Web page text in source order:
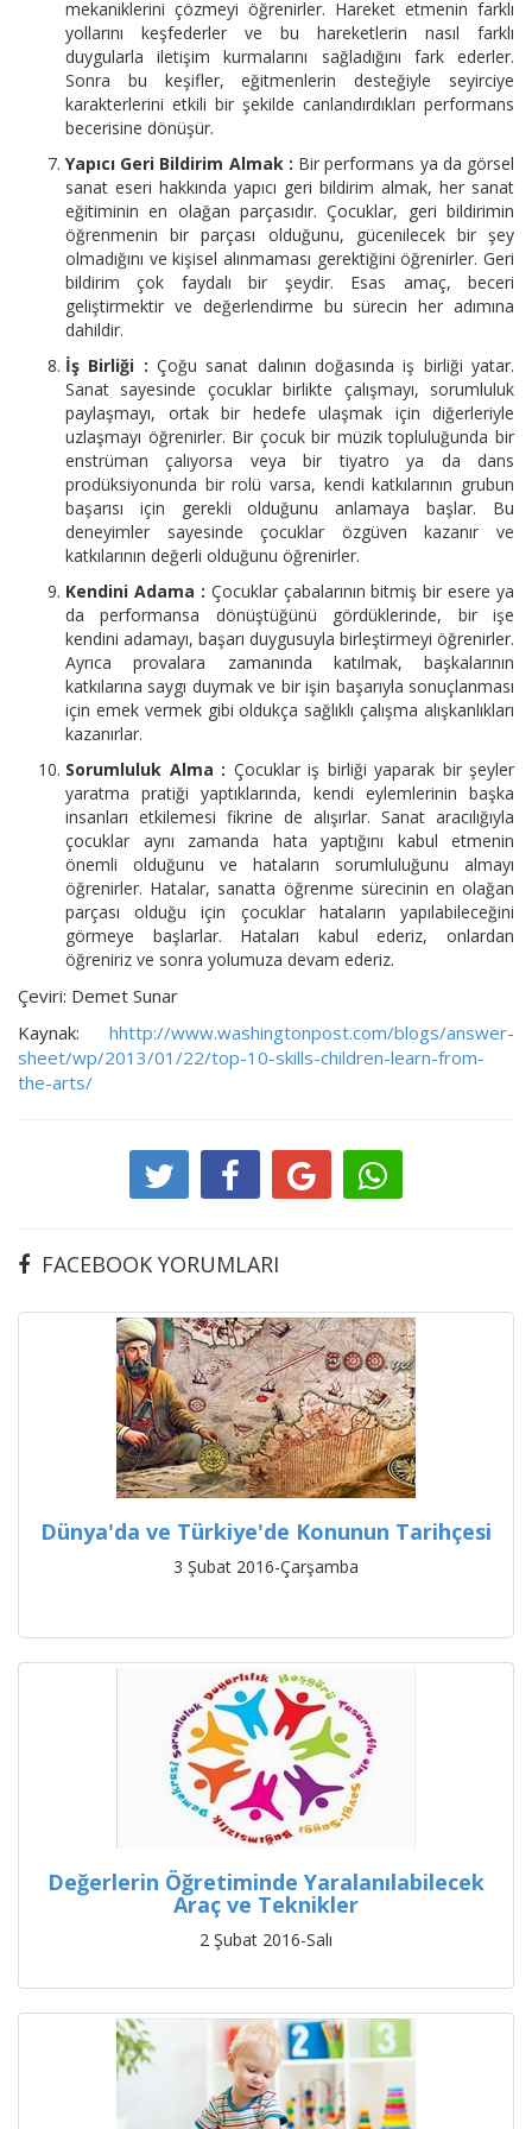
mekaniklerini çözmeyi öğrenirler. Hareket etmenin farklı
yollarını keşfederler ve bu hareketlerin nasıl farklı
duygularla iletişim kurmalarını sağladığını fark ederler.
Sonra bu keşifler, eğitmenlerin desteğiyle seyirciye
karakterlerini etkili bir şekilde canlandırdıkları performans
becerisine dönüşür.
Yapıcı Geri Bildirim Almak : Bir performans ya da görsel
sanat eseri hakkında yapıcı geri bildirim almak, her sanat
eğitiminin en olağan parçasıdır. Çocuklar, geri bildirimin
öğrenmenin bir parçası olduğunu, gücenilecek bir şey
olmadığını ve kişisel alınmaması gerektiğini öğrenirler. Geri
bildirim çok faydalı bir şeydir. Esas amaç, beceri
geliştirmektir ve değerlendirme bu sürecin her adımına
dahildir.
İş Birliği : Çoğu sanat dalının doğasında iş birliği yatar.
Sanat sayesinde çocuklar birlikte çalışmayı, sorumluluk
paylaşmayı, ortak bir hedefe ulaşmak için diğerleriyle
uzlaşmayı öğrenirler. Bir çocuk bir müzik topluluğunda bir
enstrüman çalıyorsa veya bir tiyatro ya da dans
prodüksiyonunda bir rolü varsa, kendi katkılarının grubun
başarısı için gerekli olduğunu anlamaya başlar. Bu
deneyimler sayesinde çocuklar özgüven kazanır ve
katkılarının değerli olduğunu öğrenirler.
Kendini Adama : Çocuklar çabalarının bitmiş bir esere ya
da performansa dönüştüğünü gördüklerinde, bir işe
kendini adamayı, başarı duygusuyla birleştirmeyi öğrenirler.
Ayrıca provalara zamanında katılmak, başkalarının
katkılarına saygı duymak ve bir işin başarıyla sonuçlanması
için emek vermek gibi oldukça sağlıklı çalışma alışkanlıkları
kazanırlar.
Sorumluluk Alma : Çocuklar iş birliği yaparak bir şeyler
yaratma pratiği yaptıklarında, kendi eylemlerinin başka
insanları etkilemesi fikrine de alışırlar. Sanat aracılığıyla
çocuklar aynı zamanda hata yaptığını kabul etmenin
önemli olduğunu ve hataların sorumluluğunu almayı
öğrenirler. Hatalar, sanatta öğrenme sürecinin en olağan
parçası olduğu için çocuklar hataların yapılabileceğini
görmeye başlarlar. Hataları kabul ederiz, onlardan
öğreniriz ve sonra yolumuza devam ederiz.
Çeviri: Demet Sunar
Kaynak: hhttp://www.washingtonpost.com/blogs/answer-
sheet/wp/2013/01/22/top-10-skills-children-learn-from-
the-arts/
FACEBOOK YORUMLARI
Dünya'da ve Türkiye'de Konunun Tarihçesi
3 Şubat 2016-Çarşamba
Değerlerin Öğretiminde Yaralanılabilecek
Araç ve Teknikler
2 Şubat 2016-Salı